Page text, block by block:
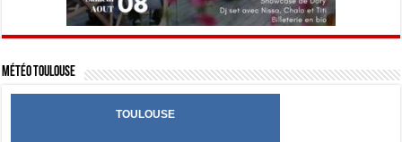
Météo Toulouse